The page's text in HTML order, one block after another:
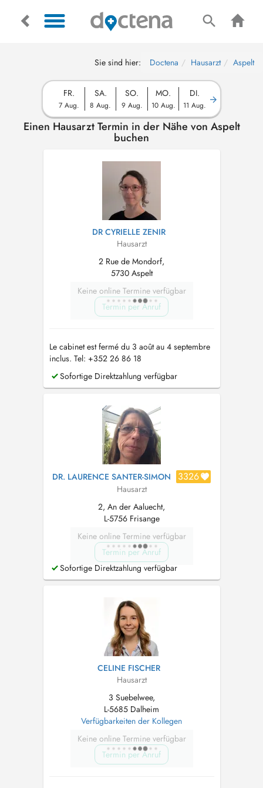
Sie sind hier: Doctena Hausarzt Aspelt
FR.
7 Aug.
SA.
8 Aug.
SO.
9 Aug.
MO.
10 Aug.
DI.
11 Aug.
Einen Hausarzt Termin in der Nähe von Aspelt
buchen
DR CYRIELLE ZENIR
Hausarzt
2 Rue de Mondorf,
5730 Aspelt
Keine online Termine verfügbar
Termin per Anruf
Le cabinet est fermé du 3 août au 4 septembre
inclus. Tel: +352 26 86 18
Sofortige Direktzahlung verfügbar
DR. LAURENCE SANTER-SIMON 3326
Hausarzt
2, An der Aaluecht,
L-5756 Frisange
Keine online Termine verfügbar
Termin per Anruf
Sofortige Direktzahlung verfügbar
CELINE FISCHER
Hausarzt
3 Suebelwee,
L-5685 Dalheim
Verfügbarkeiten der Kollegen
Keine online Termine verfügbar
Termin per Anruf